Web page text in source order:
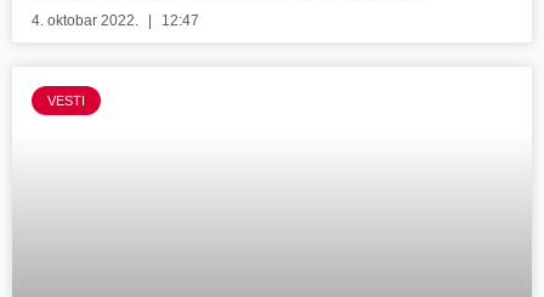
4. oktobar 2022. 12:47
VESTI